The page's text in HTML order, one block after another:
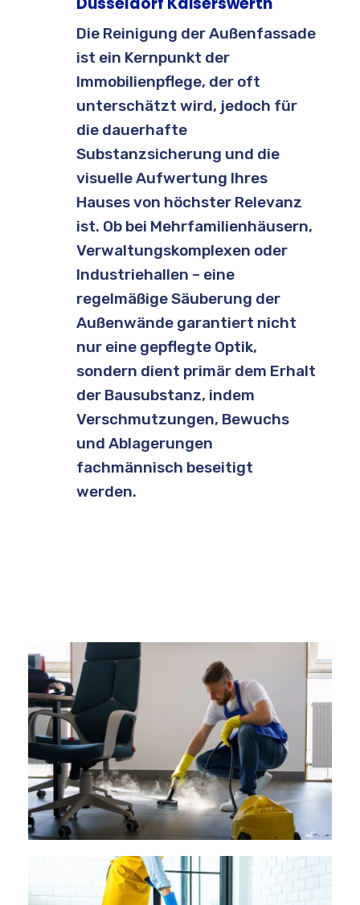
Die Reinigung der Außenfassade
ist ein Kernpunkt der
Immobilienpflege, der oft
unterschätzt wird, jedoch für
die dauerhafte
Substanzsicherung und die
visuelle Aufwertung Ihres
Hauses von höchster Relevanz
ist. Ob bei Mehrfamilienhäusern,
Verwaltungskomplexen oder
Industriehallen – eine
regelmäßige Säuberung der
Außenwände garantiert nicht
nur eine gepflegte Optik,
sondern dient primär dem Erhalt
der Bausubstanz, indem
Verschmutzungen, Bewuchs
und Ablagerungen
fachmännisch beseitigt
werden.